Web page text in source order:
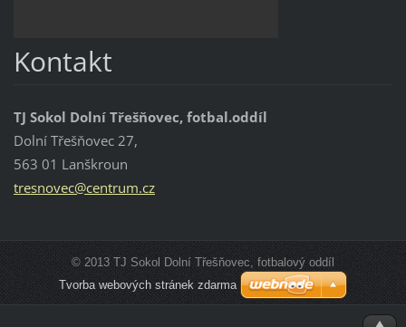
Kontakt
TJ Sokol Dolní Třešňovec, fotbal.oddíl
Dolní Třešňovec 27,
563 01 Lanškroun
tresnovec@centrum.cz
© 2013 TJ Sokol Dolní Třešňovec, fotbalový oddíl
Tvorba webových stránek zdarma